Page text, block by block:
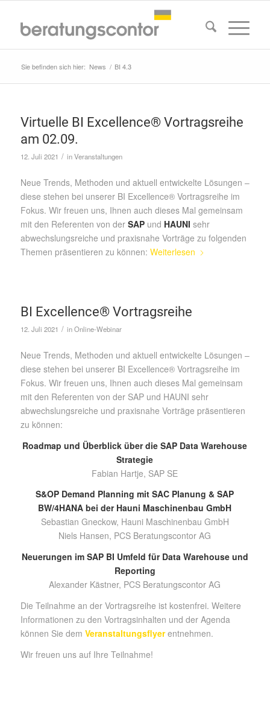
Sie befinden sich hier: News / BI 4.3
Virtuelle BI Excellence® Vortragsreihe
am 02.09.
12. Juli 2021 / inVeranstaltungen
Neue Trends, Methoden und aktuell entwickelte Lösungen –
diese stehen bei unserer BI Excellence® Vortragsreihe im
Fokus. Wir freuen uns, Ihnen auch dieses Mal gemeinsam
mit den Referenten von der SAPund HAUNI sehr
abwechslungsreiche und praxisnahe Vorträge zu folgenden
Themen präsentieren zu können: Weiterlesen
BI Excellence® Vortragsreihe
12. Juli 2021 / inOnline-Webinar
Neue Trends, Methoden und aktuell entwickelte Lösungen –
diese stehen bei unserer BI Excellence® Vortragsreihe im
Fokus. Wir freuen uns, Ihnen auch dieses Mal gemeinsam
mit den Referenten von der SAP und HAUNI sehr
abwechslungsreiche und praxisnahe Vorträge präsentieren
zu können:
Roadmap und Überblick über die SAP Data Warehouse
Strategie
Fabian Hartje, SAP SE
S&OP Demand Planning mit SAC Planung & SAP
BW/4HANA bei der Hauni Maschinenbau GmbH
Sebastian Gneckow, Hauni Maschinenbau GmbH
Niels Hansen, PCS Beratungscontor AG
Neuerungen im SAP BI Umfeld für Data Warehouse und
Reporting
Alexander Kästner, PCS Beratungscontor AG
Die Teilnahme an der Vortragsreihe ist kostenfrei. Weitere
Informationen zu den Vortragsinhalten und der Agenda
können Sie dem Veranstaltungsflyerentnehmen.
Wir freuen uns auf Ihre Teilnahme!